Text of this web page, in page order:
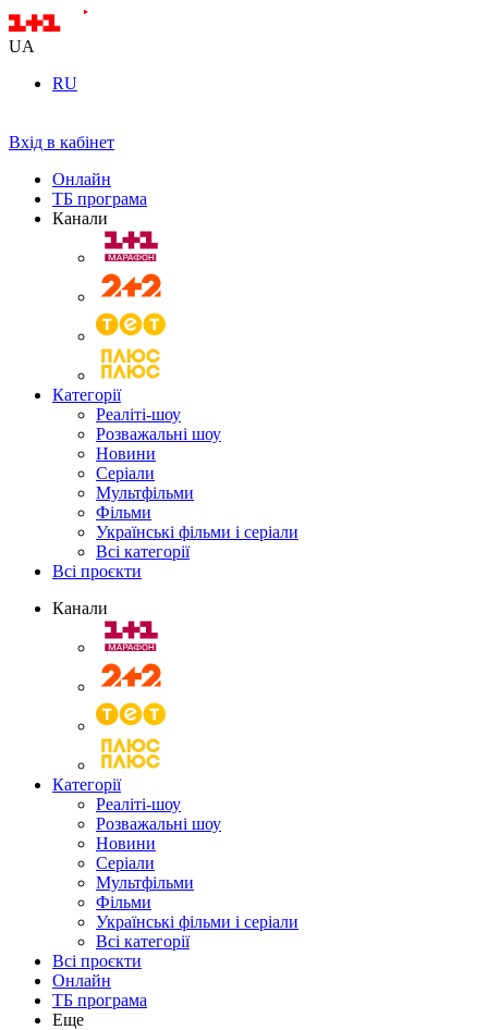
UA
RU
Вхід в кабінет
Онлайн
ТБ програма
Канали
Категорії
Реаліті-шоу
Розважальні шоу
Новини
Серіали
Мультфільми
Фільми
Українські фільми і серіали
Всі категорії
Всі проєкти
Канали
Категорії
Реаліті-шоу
Розважальні шоу
Новини
Серіали
Мультфільми
Фільми
Українські фільми і серіали
Всі категорії
Всі проєкти
Онлайн
ТБ програма
Еще